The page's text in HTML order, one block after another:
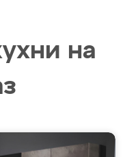
на